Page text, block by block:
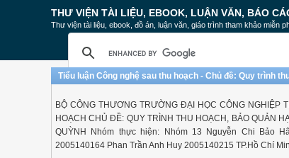
THƯ VIỆN TÀI LIỆU, EBOOK, LUẬN VĂN, BÁO
Thư viện tài liệu, ebook, đồ án, luận văn, giáo trình tham khảo miễn
Tiểu luận Công nghệ sau thu hoạch - Chủ đề: Quy trình
BỘ CÔNG THƯƠNG TRƯỜNG ĐẠI HỌC CÔNG NGHIỆP
HOẠCH CHỦ ĐỀ: QUY TRÌNH THU HOẠCH, BẢO QUẢN
QUỲNH Nhóm thực hiện: Nhóm 13 Nguyễn Chi Bảo
2005140164 Phan Trần Anh Huy 2005140215 TP.Hồ Chí